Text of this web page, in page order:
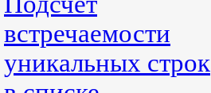
встречаемости
уникальных строк